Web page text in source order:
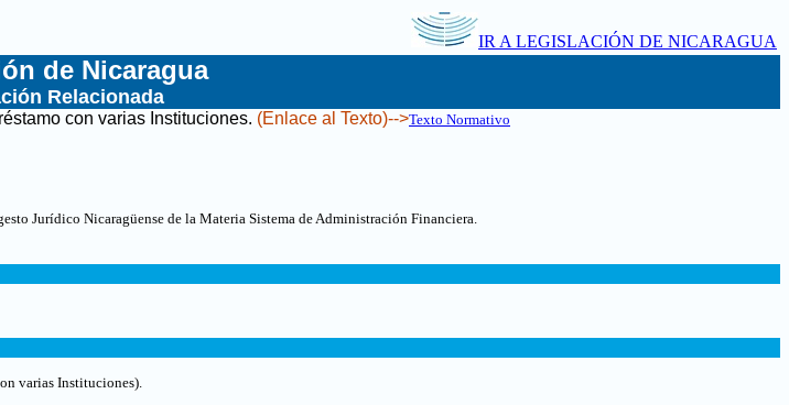
IR A LEGISLACIÓN DE NICARAGUA
de Nicaragua
Relacionada
con varias Instituciones. (Enlace al Texto)-->Texto Normativo
Jurídico Nicaragüense de la Materia Sistema de Administración Financiera.
varias Instituciones).